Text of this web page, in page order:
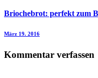
Briochebrot: perfekt zum
März 19. 2016
Kommentar verfassen